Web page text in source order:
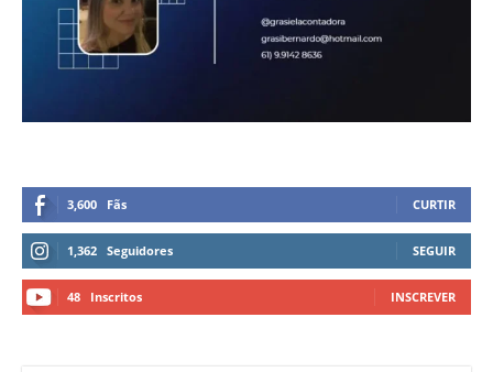
3,600 Fãs CURTIR
1,362 Seguidores SEGUIR
48 Inscritos INSCREVER